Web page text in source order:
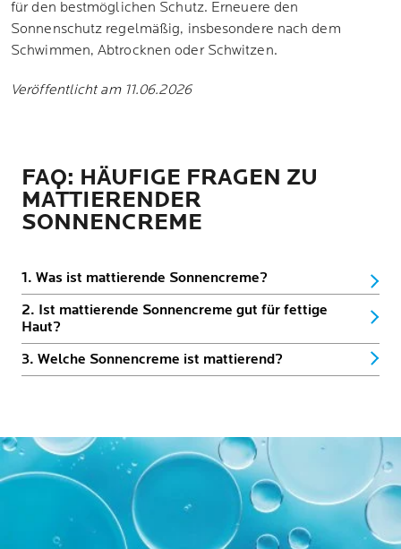
für den bestmöglichen Schutz. Erneuere den
Sonnenschutz regelmäßig, insbesondere nach dem
Schwimmen, Abtrocknen oder Schwitzen.
Veröffentlicht am 11.06.2026
FAQ: HÄUFIGE FRAGEN ZU
MATTIERENDER
SONNENCREME
1. Was ist mattierende Sonnencreme?
2. Ist mattierende Sonnencreme gut für fettige
Haut?
3. Welche Sonnencreme ist mattierend?